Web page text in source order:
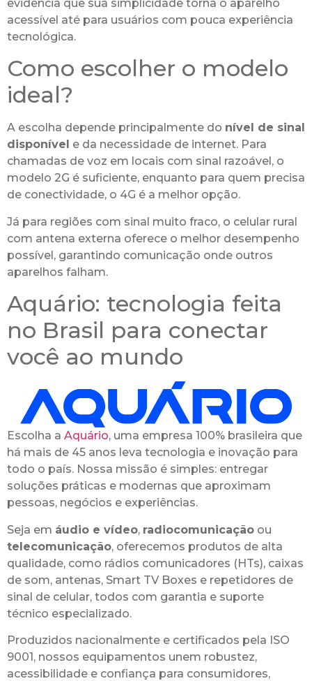
evidencia que sua simplicidade torna o aparelho
acessível até para usuários com pouca experiência
tecnológica.
Como escolher o modelo
ideal?
A escolha depende principalmente do nível de sinal
disponível e da necessidade de internet. Para
chamadas de voz em locais com sinal razoável, o
modelo 2G é suficiente, enquanto para quem precisa
de conectividade, o 4G é a melhor opção.
Já para regiões com sinal muito fraco, o celular rural
com antena externa oferece o melhor desempenho
possível, garantindo comunicação onde outros
aparelhos falham.
Aquário: tecnologia feita
no Brasil para conectar
você ao mundo
Escolha a Aquário, uma empresa 100% brasileira que
há mais de 45 anos leva tecnologia e inovação para
todo o país. Nossa missão é simples: entregar
soluções práticas e modernas que aproximam
pessoas, negócios e experiências.
Seja em áudio e vídeo, radiocomunicação ou
telecomunicação, oferecemos produtos de alta
qualidade, como rádios comunicadores (HTs), caixas
de som, antenas, Smart TV Boxes e repetidores de
sinal de celular, todos com garantia e suporte
técnico especializado.
Produzidos nacionalmente e certificados pela ISO
9001, nossos equipamentos unem robustez,
acessibilidade e confiança para consumidores,